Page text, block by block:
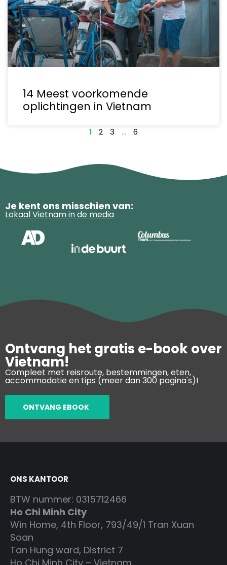
14 Meest voorkomende
oplichtingen in Vietnam
1 2 3 … 6
Je kent ons misschien van:
Lokaal Vietnam in de media
Ontvang het gratis e-book over
Vietnam!
Compleet met reisroute, bestemmingen, eten,
accommodatie en tips (meer dan 300 pagina's)!
ONTVANG EBOOK
ONS KANTOOR
BTW nummer: 0315712466
Ho Chi Minh City
Win Home, 4th Floor, 793/49/1 Tran Xuan
Soan
Tan Hung ward, District 7